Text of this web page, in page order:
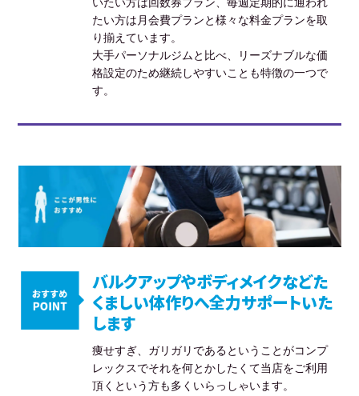
たい方は月会費プランと様々な料金プランを取
り揃えています。
大手パーソナルジムと比べ、リーズナブルな価
格設定のため継続しやすいことも特徴の一つで
す。
バルクアップやボディメイクなどた
くましい体作りへ全力サポートいた
します
痩せすぎ、ガリガリであるということがコンプ
レックスでそれを何とかしたくて当店をご利用
頂くという方も多くいらっしゃいます。